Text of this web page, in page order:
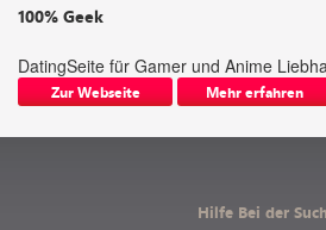
100% Geek
DatingSeite für Gamer und Anime
Zur Webseite Mehr erfahren
Hilfe Bei der